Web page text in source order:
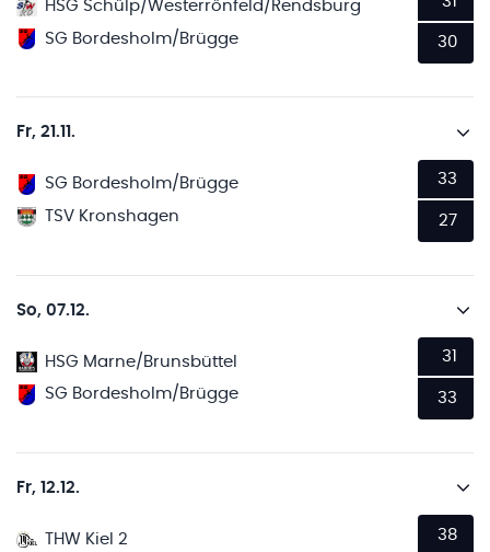
HSG Schülp/Westerrönfeld/Rendsburg
SG Bordesholm/Brügge
30
Fr, 21.11.
SG Bordesholm/Brügge
TSV Kronshagen
33
27
So, 07.12.
HSG Marne/Brunsbüttel
SG Bordesholm/Brügge
31
33
Fr, 12.12.
THW Kiel 2 38